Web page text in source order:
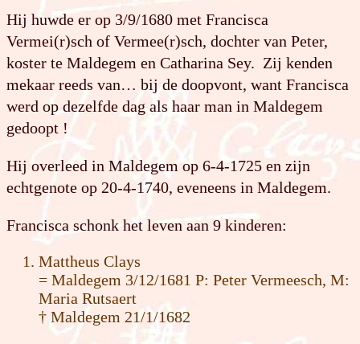
Hij huwde er op 3/9/1680 met Francisca
Vermei(r)sch of Vermee(r)sch, dochter van Peter,
koster te Maldegem en Catharina Sey. Zij kenden
mekaar reeds van… bij de doopvont, want Francisca
werd op dezelfde dag als haar man in Maldegem
gedoopt !
Hij overleed in Maldegem op 6-4-1725 en zijn
echtgenote op 20-4-1740, eveneens in Maldegem.
Francisca schonk het leven aan 9 kinderen:
Mattheus Clays
= Maldegem 3/12/1681 P: Peter Vermeesch, M:
Maria Rutsaert
† Maldegem 21/1/1682